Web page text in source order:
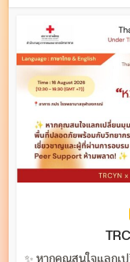
✨ หากคุณสนใจแลก